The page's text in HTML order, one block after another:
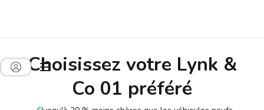
Choisissez votre Lynk &
Co 01 préféré